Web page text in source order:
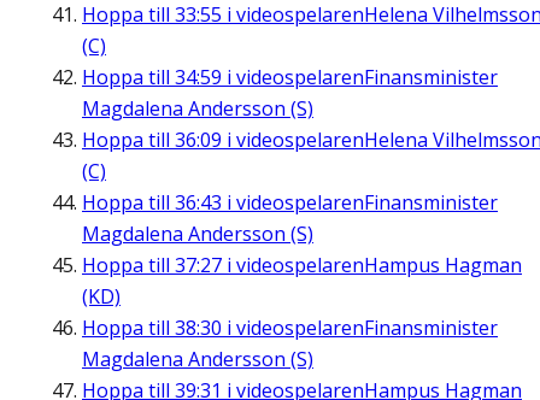
Hoppa till 33:55 i videospelarenHelena
(C)
Hoppa till 34:59 i videospelarenFinansminister
Magdalena Andersson (S)
Hoppa till 36:09 i videospelarenHelena
(C)
Hoppa till 36:43 i videospelarenFinansminister
Magdalena Andersson (S)
Hoppa till 37:27 i videospelarenHampus Hagman
(KD)
Hoppa till 38:30 i videospelarenFinansminister
Magdalena Andersson (S)
Hoppa till 39:31 i videospelarenHampus Hagman